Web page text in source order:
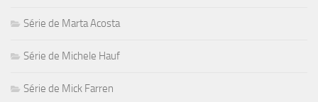
Série de Marta Acosta
Série de Michele Hauf
Série de Mick Farren